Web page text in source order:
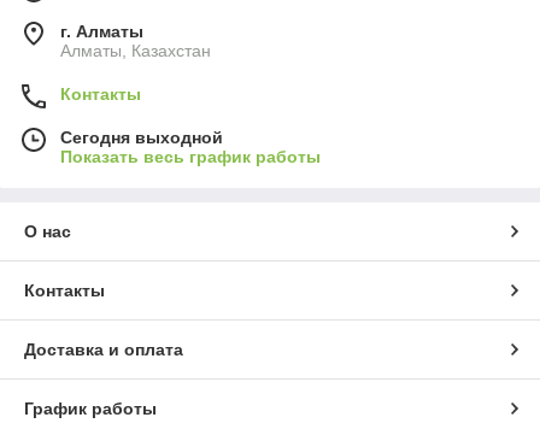
г. Алматы
Алматы, Казахстан
Контакты
Сегодня выходной
Показать весь график работы
О нас
Контакты
Доставка и оплата
График работы